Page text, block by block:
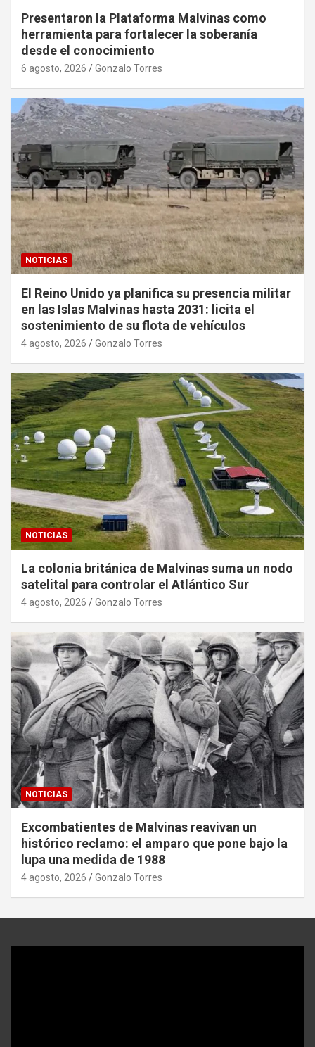
Presentaron la Plataforma Malvinas como
herramienta para fortalecer la soberanía
desde el conocimiento
6 agosto, 2026 Gonzalo Torres
NOTICIAS
El Reino Unido ya planifica su presencia militar
en las Islas Malvinas hasta 2031: licita el
sostenimiento de su flota de vehículos
4 agosto, 2026 Gonzalo Torres
NOTICIAS
La colonia británica de Malvinas suma un nodo
satelital para controlar el Atlántico Sur
4 agosto, 2026 Gonzalo Torres
NOTICIAS
Excombatientes de Malvinas reavivan un
histórico reclamo: el amparo que pone bajo la
lupa una medida de 1988
4 agosto, 2026 Gonzalo Torres